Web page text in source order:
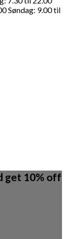
Søndag: 9.00 til
get 10% off